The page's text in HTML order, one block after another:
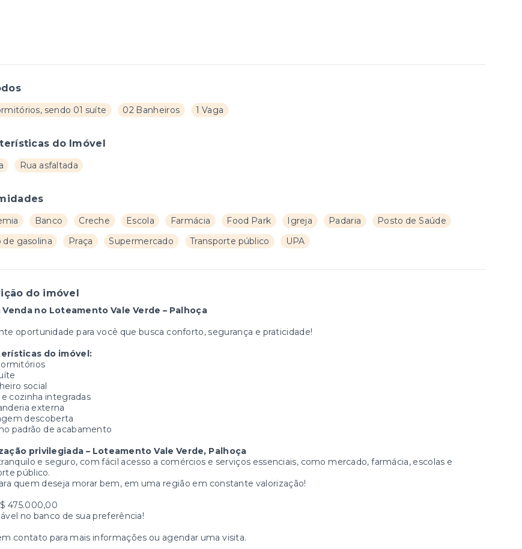
sendo 01 suíte 02 Banheiros 1 Vaga
do Imóvel
Rua asfaltada
Banco Creche Escola Farmácia Food Park Igreja Padaria
Posto de Saúde
de gasolina
Praça Supermercado Transporte público UPA
do imóvel
Venda no Loteamento Vale Verde – Palhoça
oportunidade para você que busca conforto, segurança e praticidade!
do imóvel:
social
e cozinha integradas
externa
descoberta
padrão de acabamento
privilegiada – Loteamento Vale Verde, Palhoça
e seguro, com fácil acesso a comércios e serviços essenciais, como mercado, farmácia, escolas e
público.
quem deseja morar bem, em uma região em constante valorização!
475.000,00
no banco de sua preferência!
contato para mais informações ou agendar uma visita.